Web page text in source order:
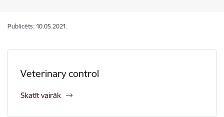
Publicēts: 10.05.2021.
Veterinary control
Skatīt vairāk